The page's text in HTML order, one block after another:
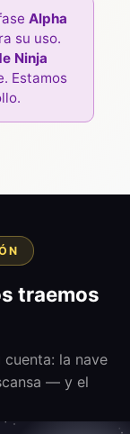
Alpha
su uso.
Ninja
Estamos
traemos
la nave
— y el